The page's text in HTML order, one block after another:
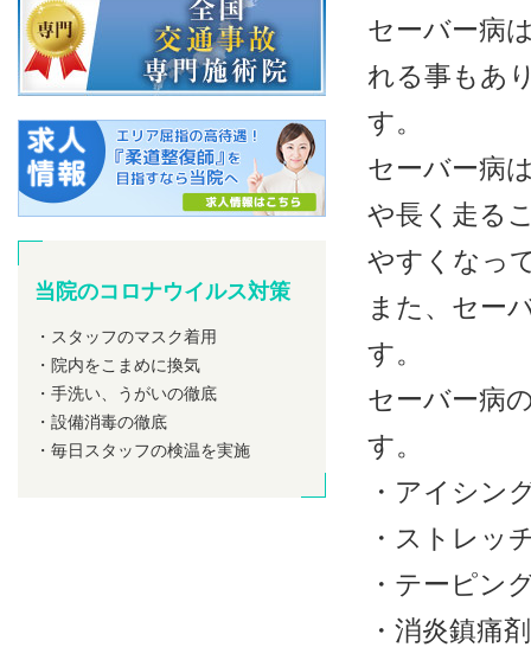
セーバー病
れる事もあ
す。
セーバー病
や長く走る
やすくなっ
また、セー
す。
セーバー病
す。
・アイシン
・ストレッ
・テーピン
・消炎鎮痛
当院のコロナウイルス対策
・スタッフのマスク着用
・院内をこまめに換気
・手洗い、うがいの徹底
・設備消毒の徹底
・毎日スタッフの検温を実施